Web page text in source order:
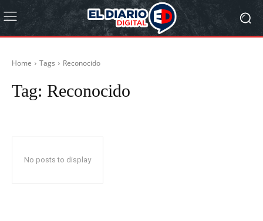
Home Tags Reconocido
Tag: Reconocido
No posts to display